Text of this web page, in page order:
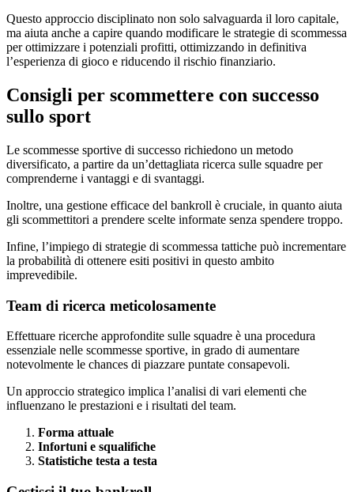
Questo approccio disciplinato non solo salvaguarda il loro capitale,
ma aiuta anche a capire quando modificare le strategie di scommessa
per ottimizzare i potenziali profitti, ottimizzando in definitiva
l’esperienza di gioco e riducendo il rischio finanziario.
Consigli per scommettere con successo
sullo sport
Le scommesse sportive di successo richiedono un metodo
diversificato, a partire da un’dettagliata ricerca sulle squadre per
comprenderne i vantaggi e di svantaggi.
Inoltre, una gestione efficace del bankroll è cruciale, in quanto aiuta
gli scommettitori a prendere scelte informate senza spendere troppo.
Infine, l’impiego di strategie di scommessa tattiche può incrementare
la probabilità di ottenere esiti positivi in questo ambito
imprevedibile.
Team di ricerca meticolosamente
Effettuare ricerche approfondite sulle squadre è una procedura
essenziale nelle scommesse sportive, in grado di aumentare
notevolmente le chances di piazzare puntate consapevoli.
Un approccio strategico implica l’analisi di vari elementi che
influenzano le prestazioni e i risultati del team.
Forma attuale
Infortuni e squalifiche
Statistiche testa a testa